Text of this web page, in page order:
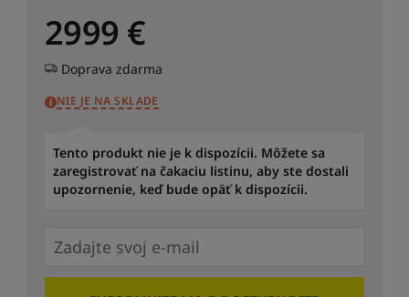
2999 €
Doprava zdarma
NIE JE NA SKLADE
Tento produkt nie je k dispozícii. Môžete sa
zaregistrovať na čakaciu listinu, aby ste dostali
upozornenie, keď bude opäť k dispozícii.